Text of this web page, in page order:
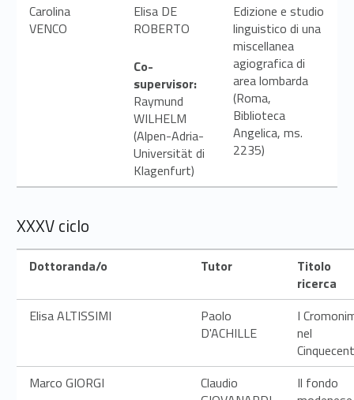
Carolina
VENCO
Elisa DE
ROBERTO
Co-
supervisor:
Raymund
WILHELM
(Alpen-Adria-
Universität di
Klagenfurt)
Edizione e studio
linguistico di una
miscellanea
agiografica di
area lombarda
(Roma,
Biblioteca
Angelica, ms.
2235)
XXXV ciclo
Dottoranda/o Tutor
Titolo
ricerca
Elisa ALTISSIMI
Paolo
D'ACHILLE
I
nel
Marco GIORGI
Claudio
Il fondo